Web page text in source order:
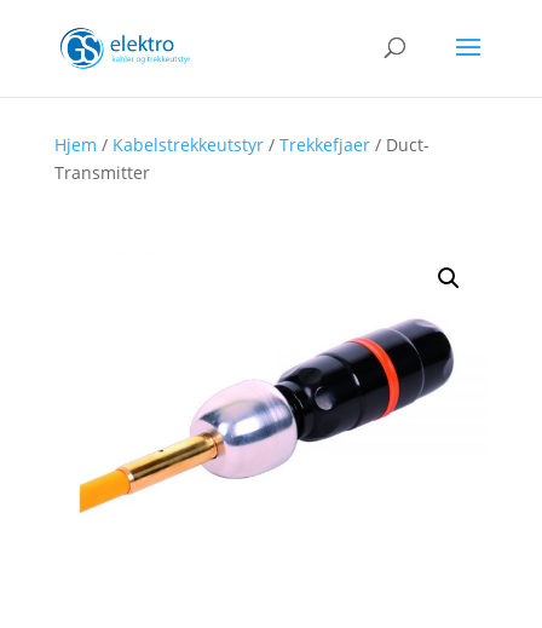
Hjem / Kabelstrekkeutstyr/ Trekkefjaer/ Duct-
Transmitter